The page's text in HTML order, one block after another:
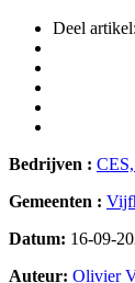
Deel artikel:
Bedrijven : CES,
Gemeenten :
Datum: 16-09-
Auteur: Olivier